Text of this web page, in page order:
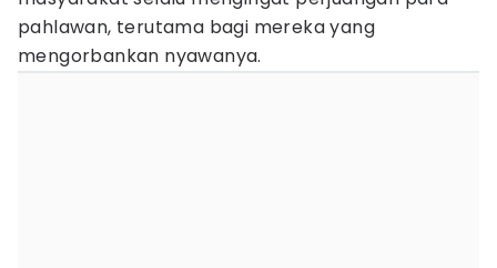
pahlawan, terutama bagi mereka yang
mengorbankan nyawanya.